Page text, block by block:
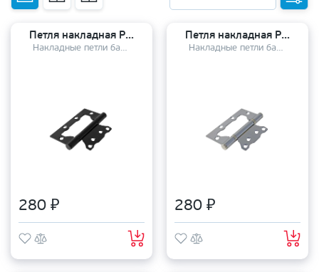
Петля накладная Pallini PFH 100*75*2,5 2BB MatBlack матовая черная гальваника
Накладные петли бабочки
280 ₽
Петля накладная Pallini PFH 100*75*2,5 2BB SC матовый хром
Накладные петли бабочки
280 ₽